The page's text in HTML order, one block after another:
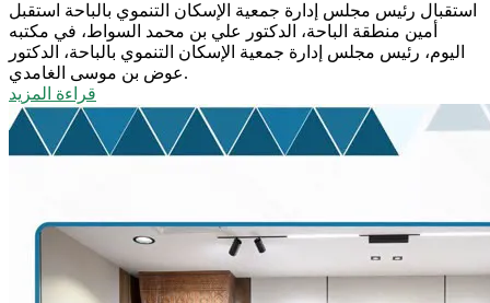
استقبال رئيس مجلس إدارة جمعية الإسكان التنموي بالباحة استقبل
أمين منطقة الباحة، الدكتور علي بن محمد السواط، في مكتبه
اليوم، رئيس مجلس إدارة جمعية الإسكان التنموي بالباحة، الدكتور
عوض بن موسى الغامدي.
قراءة المزيد